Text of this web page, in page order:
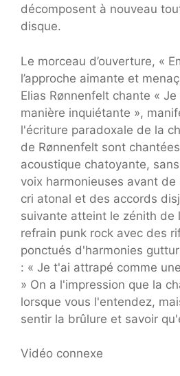
décomposent à nouveau
disque.
Le morceau d’ouverture, «
l’approche aimante et
Elias Rønnenfelt chante «
manière inquiétante »,
l'écriture paradoxale de la
de Rønnenfelt sont
acoustique chatoyante,
voix harmonieuses avant
cri atonal et des accords
suivante atteint le zénith de
refrain punk rock avec des
ponctués d'harmonies
: « Je t'ai attrapé comme
» On a l'impression que la
lorsque vous l'entendez,
sentir la brûlure et savoir
Vidéo connexe